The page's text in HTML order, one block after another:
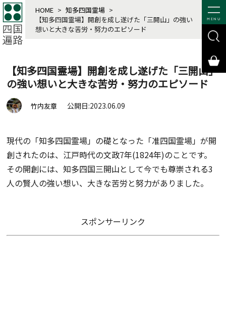
MENU
HOME > 知多四国霊場 >
【知多四国霊場】開創を成し遂げた「三開山」の強い
想いと大きな苦労・努力のエピソード
【知多四国霊場】開創を成し遂げた「三開山」
の強い想いと大きな苦労・努力のエピソード
竹内友章 公開日:2023.06.09
現代の「知多四国霊場」の礎となった「准四国霊場」が開
創されたのは、江戸時代の文政7年(1824年)のことです。
その開創には、知多四国三開山として今でも尊崇される3
人の賢人の強い想い、大きな苦労と努力がありました。
スポンサーリンク